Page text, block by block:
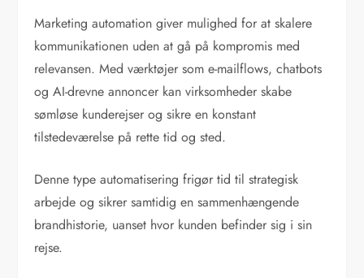
Marketing automation giver mulighed for at skalere
kommunikationen uden at gå på kompromis med
relevansen. Med værktøjer som e-mailflows, chatbots
og AI-drevne annoncer kan virksomheder skabe
sømløse kunderejser og sikre en konstant
tilstedeværelse på rette tid og sted.
Denne type automatisering frigør tid til strategisk
arbejde og sikrer samtidig en sammenhængende
brandhistorie, uanset hvor kunden befinder sig i sin
rejse.